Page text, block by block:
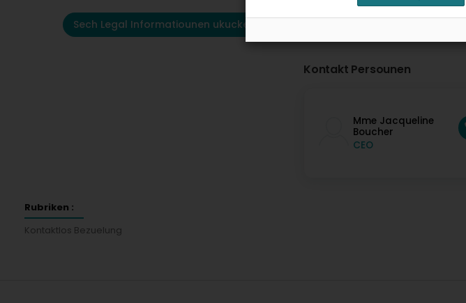
Sech Legal Informatiounen ukucken
Kontakt Persounen
Mme Jacqueline
Boucher
CEO
Rubriken :
Kontaktlos Bezuelung